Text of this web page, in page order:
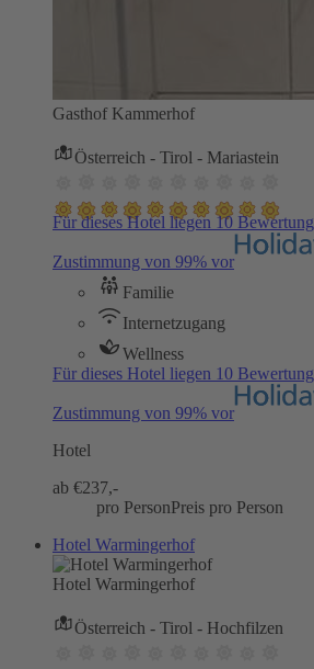
Gasthof Kammerhof
Österreich - Tirol - Mariastein
Für dieses Hotel liegen 10
Zustimmung von 99% vor
Familie
Internetzugang
Wellness
Für dieses Hotel liegen 10
Zustimmung von 99% vor
Hotel
ab €237,-
pro PersonPreis pro Person
Hotel Warmingerhof
Hotel Warmingerhof
Österreich - Tirol - Hochfilzen